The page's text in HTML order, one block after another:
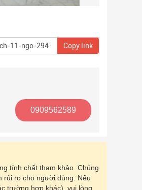
Copy link
0909562589
tính chất tham khảo. Chúng
rủi ro cho người dùng. Nếu
trường hợp khác), vui lòng